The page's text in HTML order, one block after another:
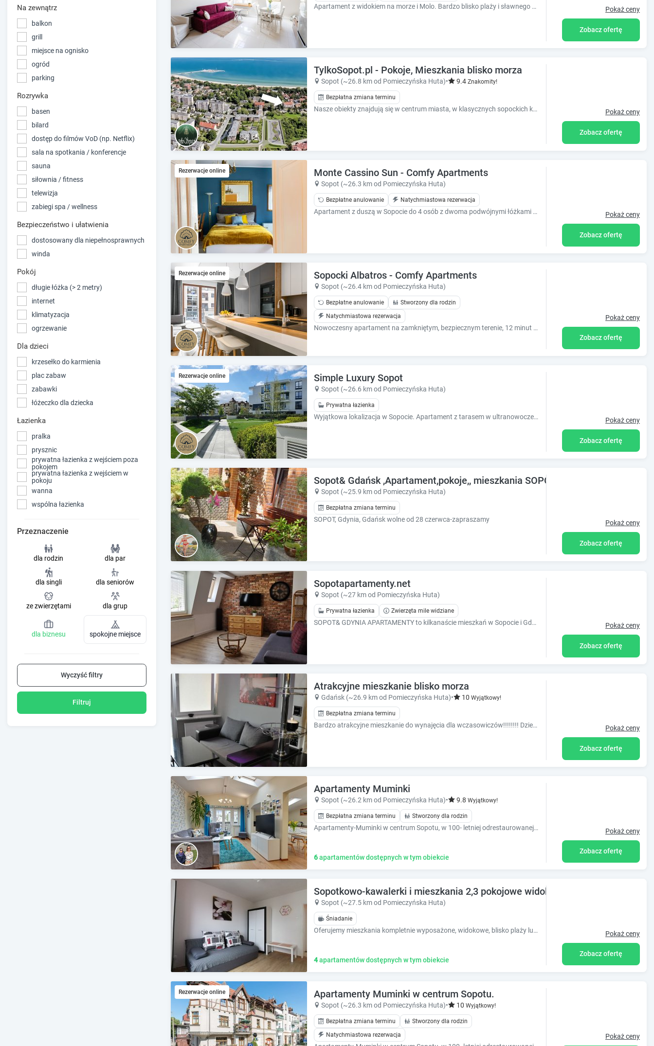
e
s
s
h
e
u
e
s
t
i
o
n
m
a
r
k
e
t
o
g
t
h
e
e
y
b
o
a
d
h
o
r
t
c
u
t
f
o
r
c
h
a
n
g
i
g
d
a
t
e
s
.
e
q
s
t
e
y
h
k
e
y
b
d
o
r
o
r
c
h
d
a
t
e
Na zewnątrz
balkon
grill
miejsce na ognisko
ogród
parking
Rozrywka
basen
bilard
dostęp do filmów VoD (np. Netflix)
sala na spotkania / konferencje
sauna
siłownia / fitness
telewizja
zabiegi spa / wellness
Bezpieczeństwo i ułatwienia
dostosowany dla niepełnosprawnych
winda
Pokój
długie łóżka (> 2 metry)
internet
klimatyzacja
ogrzewanie
Dla dzieci
krzesełko do karmienia
plac zabaw
zabawki
łóżeczko dla dziecka
Łazienka
pralka
prysznic
prywatna łazienka z wejściem poza
pokojem
prywatna łazienka z wejściem w
pokoju
wanna
wspólna łazienka
Przeznaczenie
dla rodzin dla par
dla singli dla seniorów
ze zwierzętami dla grup
dla biznesu spokojne miejsce
Wyczyść filtry
Filtruj
Apartament z widokiem na morze i Molo. Bardzo blisko plaży i sławnego deptaka Monte Cassino. Budynek z portierem i całodobową ochroną. Pokaż ceny
Zobacz ofertę
TylkoSopot.pl - Pokoje, Mieszkania blisko morza
Sopot (~26.8 km od Pomieczyńska Huta)• 9.4 Znakomity!
Bezpłatna zmiana terminu
Nasze obiekty znajdują się w centrum miasta, w klasycznych sopockich kamienicac, blisko morza i plaży, 10 minut pieszo od głównego deptaka Pokaż ceny
Zobacz ofertę
Rezerwacje online Monte Cassino Sun - Comfy Apartments
Sopot (~26.3 km od Pomieczyńska Huta)
Bezpłatne anulowanie Natychmiastowa rezerwacja
Apartament z duszą w Sopocie do 4 osób z dwoma podwójnymi łóżkami i balkonem od ulicy Monte Cassino, w sąsiedztwie Krzywego Domku. Pokaż ceny
Zobacz ofertę
Rezerwacje online Sopocki Albatros - Comfy Apartments
Sopot (~26.4 km od Pomieczyńska Huta)
Bezpłatne anulowanie
Stworzony dla rodzin
Natychmiastowa rezerwacja
Nowoczesny apartament na zamkniętym, bezpiecznym terenie, 12 minut spacerem od pięknej plaży w Sopocie. Fantastyczny apartament dla par.
Pokaż ceny
Zobacz ofertę
Rezerwacje online Simple Luxury Sopot
Sopot (~26.6 km od Pomieczyńska Huta)
Prywatna łazienka
Wyjątkowa lokalizacja w Sopocie. Apartament z tarasem w ultranowoczesnym budownictwie z bezpiecznym miejscem garażowym. Pokaż ceny
Zobacz ofertę
Sopot& Gdańsk ,Apartament,pokoje,, mieszkania SOPOT,GDAŃSK
Sopot (~25.9 km od Pomieczyńska Huta)
Bezpłatna zmiana terminu
SOPOT, Gdynia, Gdańsk wolne od 28 czerwca-zapraszamy Pokaż ceny
Zobacz ofertę
Sopotapartamenty.net
Sopot (~27 km od Pomieczyńska Huta)
Prywatna łazienka Zwierzęta mile widziane
SOPOT& GDYNIA APARTAMENTY to kilkanaście mieszkań w Sopocie i Gdyni przeznaczonych do wynajmu w okresie letnim. Pokaż ceny
Zobacz ofertę
Atrakcyjne mieszkanie blisko morza
Gdańsk (~26.9 km od Pomieczyńska Huta)• 10 Wyjątkowy!
Bezpłatna zmiana terminu
Bardzo atrakcyjne mieszkanie do wynajęcia dla wczasowiczów!!!!!!!! Dzielnica Przymorze - do morza 20 minut pieszo, samochodem 5 minu Pokaż ceny
Zobacz ofertę
Apartamenty Muminki
Sopot (~26.2 km od Pomieczyńska Huta)• 9.8 Wyjątkowy!
Bezpłatna zmiana terminu Stworzony dla rodzin
Apartamenty-Muminki w centrum Sopotu, w 100- letniej odrestaurowanej Rodzinnej Kamienicy. Blisko morza: 150m do plaży, Molo i Monte Cassino !
6apartamentów dostępnych w tym obiekcie
Pokaż ceny
Zobacz ofertę
Sopotkowo-kawalerki i mieszkania 2,3 pokojowe widokowe
Sopot (~27.5 km od Pomieczyńska Huta)
Śniadanie
Oferujemy mieszkania kompletnie wyposażone, widokowe, blisko plaży lub miasta i kolejki elektrycznej.
4apartamentów dostępnych w tym obiekcie
Pokaż ceny
Zobacz ofertę
Rezerwacje online Apartamenty Muminki w centrum Sopotu.
Sopot (~26.3 km od Pomieczyńska Huta)• 10 Wyjątkowy!
Bezpłatna zmiana terminu
Stworzony dla rodzin
Natychmiastowa rezerwacja
Pokaż ceny